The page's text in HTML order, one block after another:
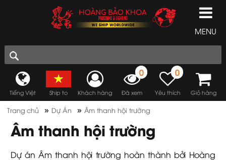
MENU
Tiếng Việt Ship to Khách hàng
0
Đã xem
0
Yêu thích Giỏ hàng
Trang chủ » Dự Án » Âm thanh hội trường
Âm thanh hội trường
Dự án Âm thanh hội trường hoàn thành bởi Hoàng